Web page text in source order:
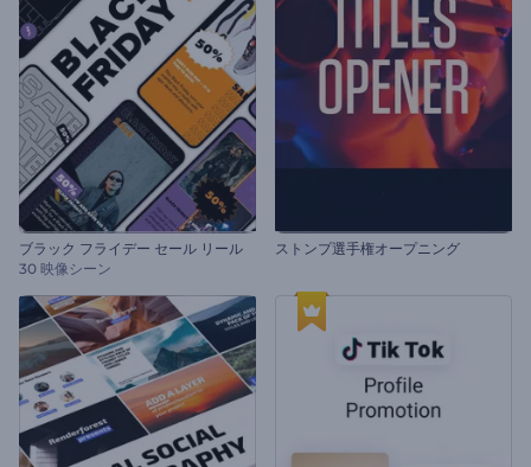
ブラック フライデー セール リール
30 映像シーン
ストンプ選手権オープニング